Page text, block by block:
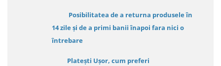
Posibilitatea de a returna produsele în
14 zileși de a primi banii înapoi fara nici o
întrebare
Platești Ușor, cum preferi